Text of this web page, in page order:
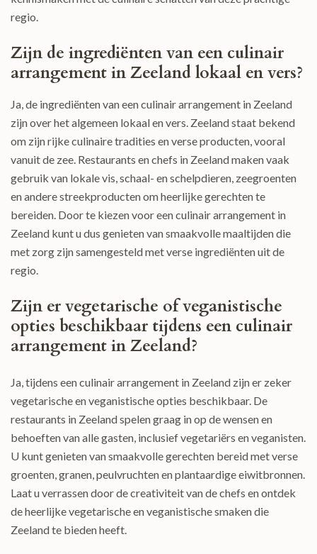
regio.
Zijn de ingrediënten van een culinair
arrangement in Zeeland lokaal en vers?
Ja, de ingrediënten van een culinair arrangement in Zeeland
zijn over het algemeen lokaal en vers. Zeeland staat bekend
om zijn rijke culinaire tradities en verse producten, vooral
vanuit de zee. Restaurants en chefs in Zeeland maken vaak
gebruik van lokale vis, schaal- en schelpdieren, zeegroenten
en andere streekproducten om heerlijke gerechten te
bereiden. Door te kiezen voor een culinair arrangement in
Zeeland kunt u dus genieten van smaakvolle maaltijden die
met zorg zijn samengesteld met verse ingrediënten uit de
regio.
Zijn er vegetarische of veganistische
opties beschikbaar tijdens een culinair
arrangement in Zeeland?
Ja, tijdens een culinair arrangement in Zeeland zijn er zeker
vegetarische en veganistische opties beschikbaar. De
restaurants in Zeeland spelen graag in op de wensen en
behoeften van alle gasten, inclusief vegetariërs en veganisten.
U kunt genieten van smaakvolle gerechten bereid met verse
groenten, granen, peulvruchten en plantaardige eiwitbronnen.
Laat u verrassen door de creativiteit van de chefs en ontdek
de heerlijke vegetarische en veganistische smaken die
Zeeland te bieden heeft.